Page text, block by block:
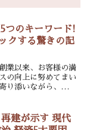
つのキーワード!
クする驚きの記
業以来、お客様の満
の向上に努めてまい
り添いながら、信頼
建が示す 現代